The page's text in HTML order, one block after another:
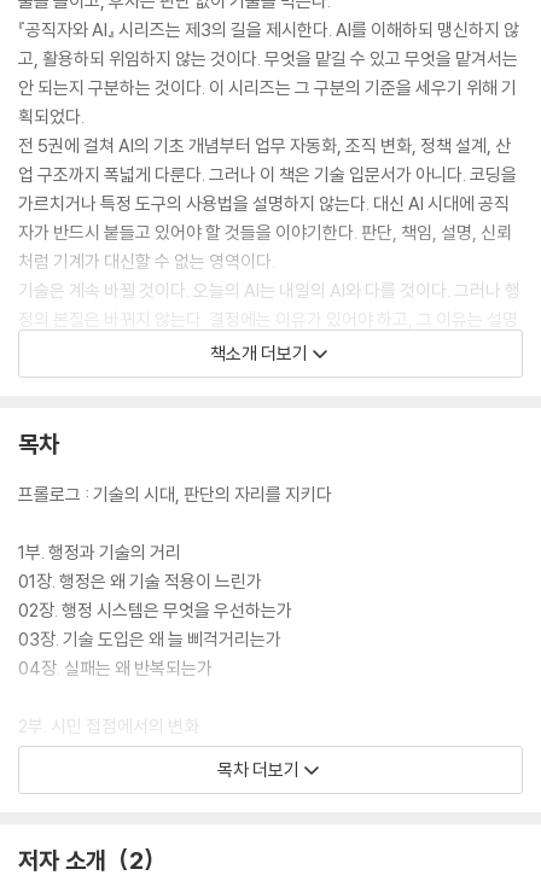
『공직자와 AI』 시리즈는 제3의 길을 제시한다. AI를 이해하되 맹신하지 않
고, 활용하되 위임하지 않는 것이다. 무엇을 맡길 수 있고 무엇을 맡겨서는
안 되는지 구분하는 것이다. 이 시리즈는 그 구분의 기준을 세우기 위해 기
획되었다.
전 5권에 걸쳐 AI의 기초 개념부터 업무 자동화, 조직 변화, 정책 설계, 산
업 구조까지 폭넓게 다룬다. 그러나 이 책은 기술 입문서가 아니다. 코딩을
가르치거나 특정 도구의 사용법을 설명하지 않는다. 대신 AI 시대에 공직
자가 반드시 붙들고 있어야 할 것들을 이야기한다. 판단, 책임, 설명, 신뢰
처럼 기계가 대신할 수 없는 영역이다.
기술은 계속 바뀔 것이다. 오늘의 AI는 내일의 AI와 다를 것이다. 그러나 행
정의 본질은 바뀌지 않는다. 결정에는 이유가 있어야 하고, 그 이유는 설명
가능해야 하며, 결과에는 책임이 따라야 한다. 이 원칙은 어떤 기술이 와도
변하지 않는다.
성의 기준은 계산되지 않는다. 그 자리는 여전히 공직자의 몫이다."
다 무엇을 자동화하지 말아야 하는가를 아는 것, 『공직자와 AI』 시리즈는
책소개 더보기
목차
프롤로그 : 기술의 시대, 판단의 자리를 지키다
1부. 행정과 기술의 거리
01장. 행정은 왜 기술 적용이 느린가
02장. 행정 시스템은 무엇을 우선하는가
03장. 기술 도입은 왜 늘 삐걱거리는가
04장. 실패는 왜 반복되는가
2부. 시민 접점에서의 변화
05장. 민원 서비스에 AI를 쓰면 무엇이 바뀌는가
06장. 상담·콜센터 자동화의 역설
목차 더보기
저자 소개 2